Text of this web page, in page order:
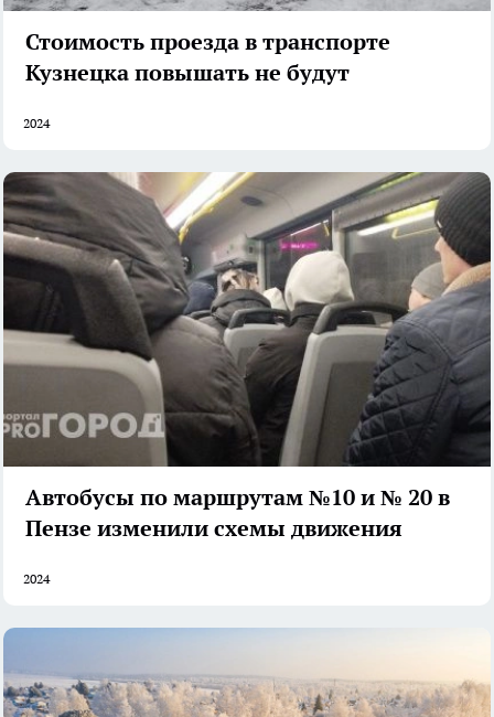
Стоимость проезда в транспорте
Кузнецка повышать не будут
2024
Автобусы по маршрутам №10 и № 20 в
Пензе изменили схемы движения
2024